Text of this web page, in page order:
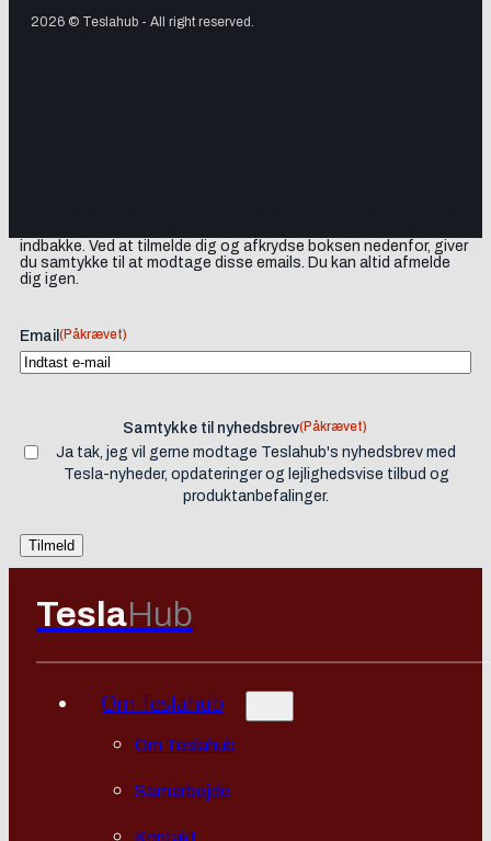
2026 © Teslahub - All right reserved.
indbakke. Ved at tilmelde dig og afkrydse boksen nedenfor, giver
du samtykke til at modtage disse emails. Du kan altid afmelde
dig igen.
Email (Påkrævet)
Samtykke til nyhedsbrev(Påkrævet)
Ja tak, jeg vil gerne modtage Teslahub's nyhedsbrev med
Tesla-nyheder, opdateringer og lejlighedsvise tilbud og
produktanbefalinger.
TeslaHub
Om Teslahub
Om Teslahub
Samarbejde
Kontakt